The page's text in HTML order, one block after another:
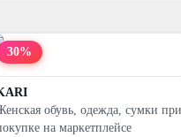
30%
обувь, одежда, сумки при
на маркетплейсе